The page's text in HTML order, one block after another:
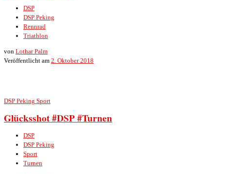
DSP
DSP Peking
Rennrad
Triathlon
von Lothar Palm
Veröffentlicht am 2. Oktober 2018
DSP Peking Sport
Glücksshot #DSP #Turnen
DSP
DSP Peking
Sport
Turnen